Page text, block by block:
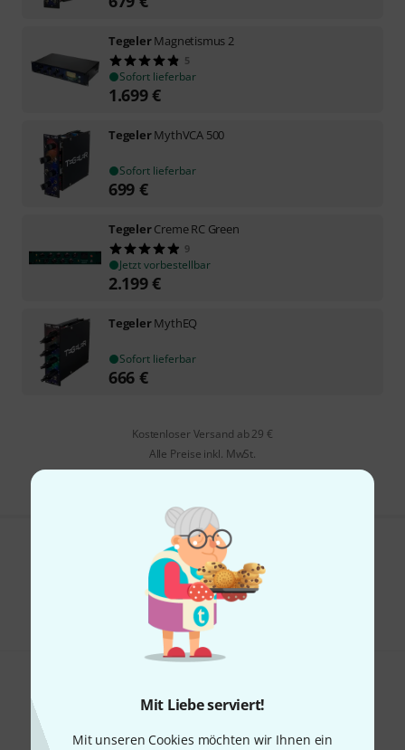
Mit Liebe serviert!
Mit unseren Cookies möchten wir Ihnen ein
TegelerMagnetismus 2
5
Sofort lieferbar
1.699€
TegelerMythVCA 500
Sofort lieferbar
699 €
TegelerCreme RC Green
9
Jetzt vorbestellbar
2.199€
TegelerMythEQ
Sofort lieferbar
666 €
Kostenloser Versand ab 29 €
Alle Preise inkl. MwSt.
Gefällt Ihnen, was Sie sehen?
Teilen Hilfe & Feedback